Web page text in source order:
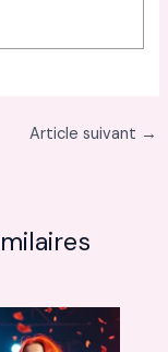
Article suivant →